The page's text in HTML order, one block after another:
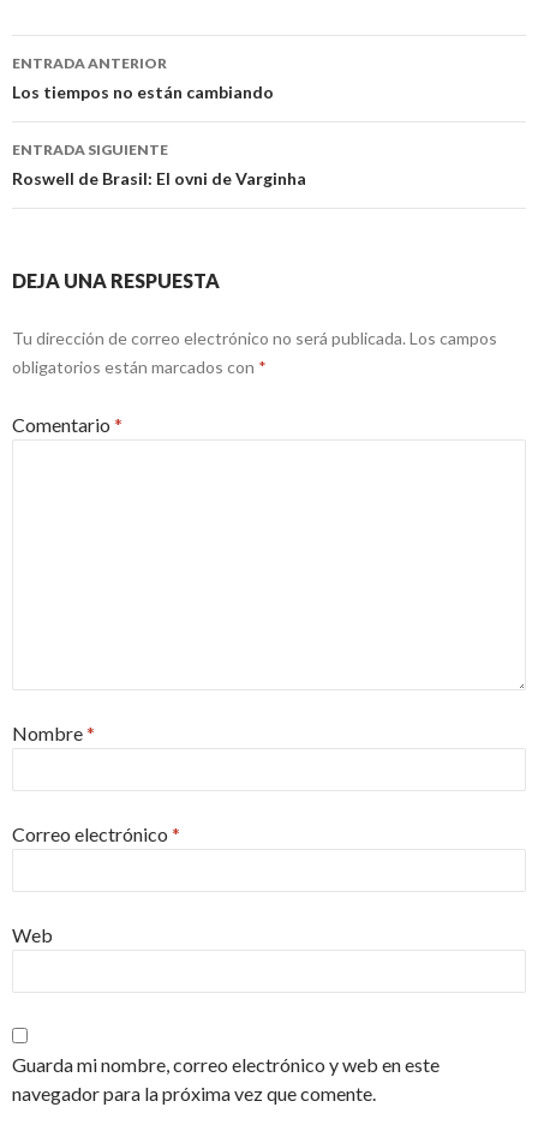
Navegación
de
entradas
ENTRADA ANTERIOR
Los tiempos no están cambiando
ENTRADA SIGUIENTE
Roswell de Brasil: El ovni de Varginha
DEJA UNA RESPUESTA
Tu dirección de correo electrónico no será publicada. Los campos
obligatorios están marcados con *
Comentario *
Nombre*
Correo electrónico *
Web
Guarda mi nombre, correo electrónico y web en este
navegador para la próxima vez que comente.